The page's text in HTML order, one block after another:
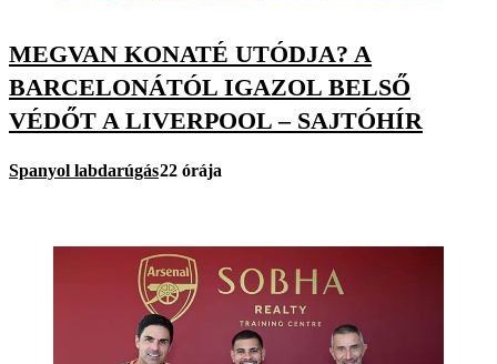
MEGVAN KONATÉ UTÓDJA? A
BARCELONÁTÓL IGAZOL BELSŐ
VÉDŐT A LIVERPOOL – SAJTÓHÍR
Spanyol labdarúgás22 órája